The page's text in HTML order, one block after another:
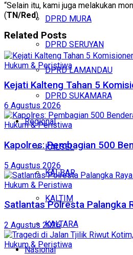
DPRD MURA
DPRD SERUYAN
DPRD LAMANDAU
DPRD SUKAMARA
Regional
KALSEL
KALBAR
KALTIM
KALTARA
Nasional
“Selain itu, kami juga melakukan
(TN/Red)
Related Posts
Hukum & Peristiwa
Kejati Kalteng Tahan 5
6 Agustus 2026
Hukum & Peristiwa
Kapolres: Pembagian 500
5 Agustus 2026
Hukum & Peristiwa
Satlantas Polresta Palangka
2 Agustus 2026
Hukum & Peristiwa